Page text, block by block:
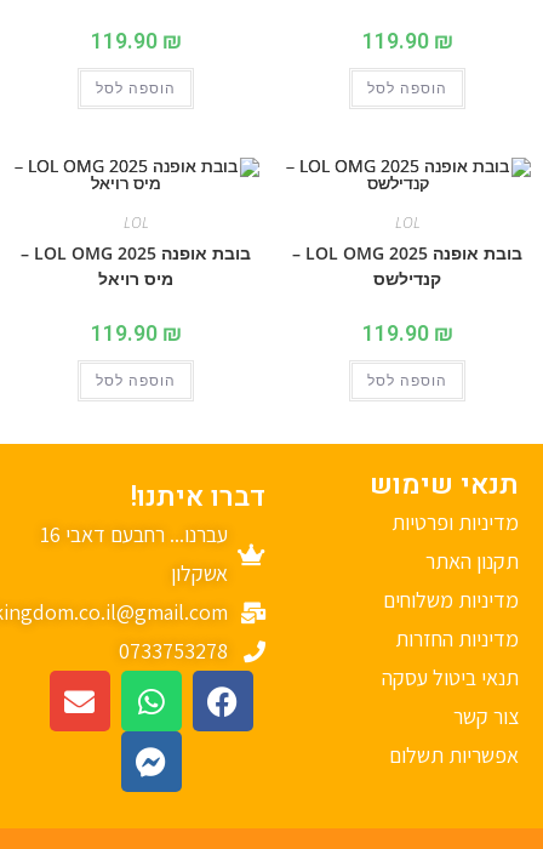
119.90
הוספה לסל
119.90
הוספה לסל
בובת אופנה 2025 LOL OMG –
קנדילשס
119.90
הוספה לסל
בובת אופנה 2025 LOL OMG –
מיס רויאל
119.90
הוספה לסל
שימוש
ופרטיות
האתר
משלוחים
החזרות
ביטול עסקה
קשר
תשלום
דברו איתנו!
עברנו... רחבעם דאבי 16
אשקלון
mykingdom.co.il@gmail.com
0733753278